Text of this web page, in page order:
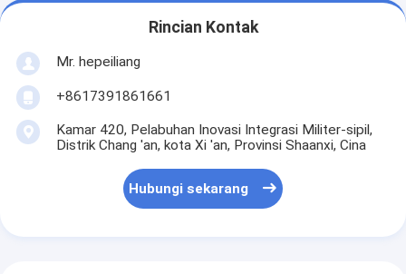
Rincian Kontak
Mr. hepeiliang
+8617391861661
Kamar 420, Pelabuhan Inovasi Integrasi Militer-sipil,
Distrik Chang 'an, kota Xi 'an, Provinsi Shaanxi, Cina
Hubungi sekarang